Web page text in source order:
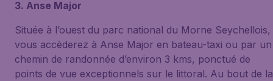
3. Anse Major
Située à l’ouest du parc national du Morne Seychellois,
vous accèderez à Anse Major en bateau-taxi ou par un
chemin de randonnée d’environ 3 kms, ponctué de
points de vue exceptionnels sur le littoral. Au bout de la